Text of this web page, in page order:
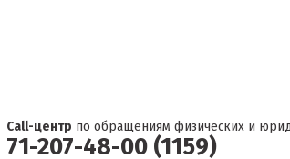
Call-центр по обращениям физических и
71-207-48-00 (1159)